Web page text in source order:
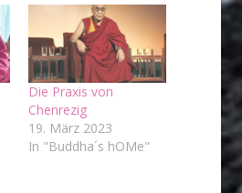
Die Praxis von
Chenrezig
19. März 2023
In "Buddha´s hOMe"